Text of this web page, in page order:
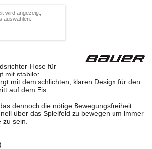
wird angezeigt,
auswählen.
Hose für
mit stabiler
mit dem schlichten, klaren Design für den
auf dem Eis.
dennoch die nötige Bewegungsfreiheit
über das Spielfeld zu bewegen um immer
zu sein.